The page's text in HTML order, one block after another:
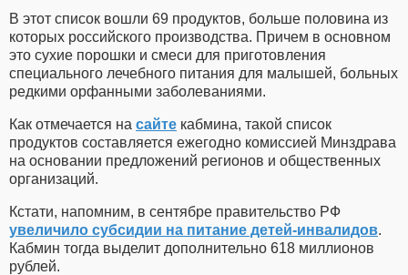
В этот список вошли 69 продуктов, больше половина из
которых российского производства. Причем в основном
это сухие порошки и смеси для приготовления
специального лечебного питания для малышей, больных
редкими орфанными заболеваниями.
Как отмечается на сайте кабмина, такой список
продуктов составляется ежегодно комиссией Минздрава
на основании предложений регионов и общественных
организаций.
Кстати, напомним, в сентябре правительство РФ
увеличило субсидии на питание детей-инвалидов.
Кабмин тогда выделит дополнительно 618 миллионов
рублей.